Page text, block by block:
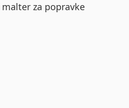
za popravke